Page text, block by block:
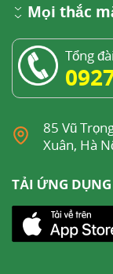
Mọi thắc
Tổng
85 Vũ
Xuân, Hà
TẢI ỨNG